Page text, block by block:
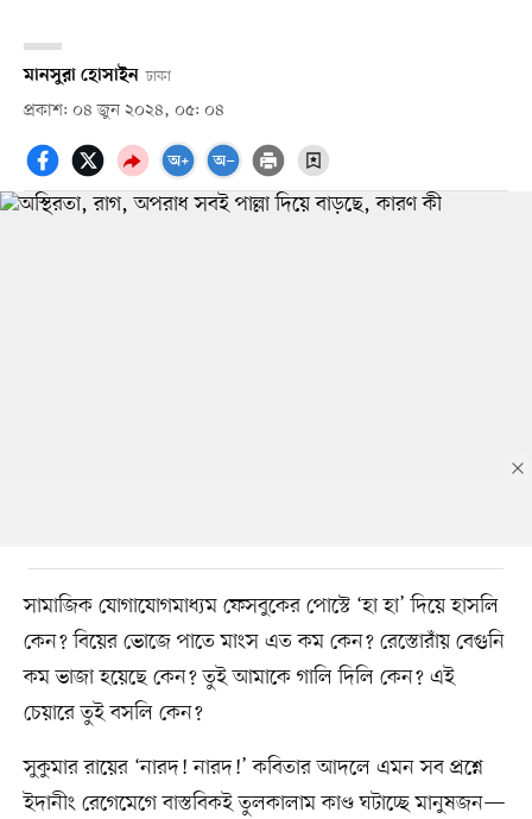
মানসুরা হোসাইন ঢাকা
প্রকাশ: ০৪ জুন ২০২৪, ০৫: ০৪
সামাজিক যোগাযোগমাধ্যম ফেসবুকের পোস্টে ‘হা হা’ দিয়ে হাসলি
কেন? বিয়ের ভোজে পাতে মাংস এত কম কেন? রেস্তোরাঁয় বেগুনি
কম ভাজা হয়েছে কেন? তুই আমাকে গালি দিলি কেন? এই
চেয়ারে তুই বসলি কেন?
সুকুমার রায়ের ‘নারদ! নারদ!’ কবিতার আদলে এমন সব প্রশ্নে
ইদানীং রেগেমেগে বাস্তবিকই তুলকালাম কাণ্ড ঘটাচ্ছে মানুষজন—